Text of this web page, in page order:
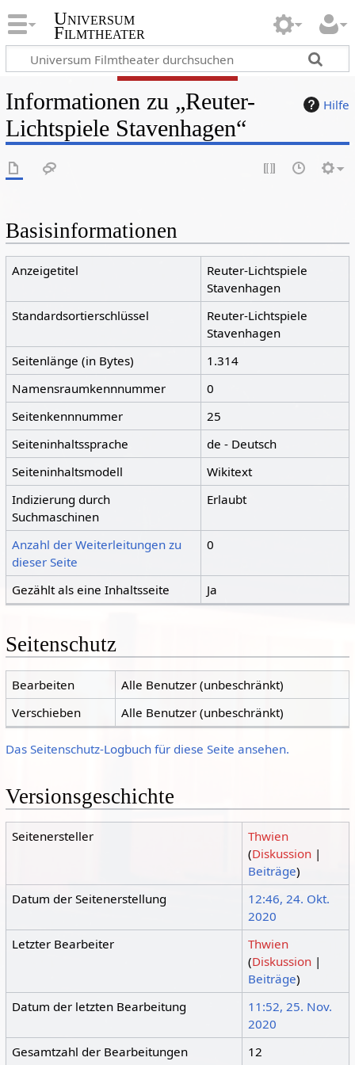
Universum
Filmtheater
Hilfe
Informationen zu „Reuter-
Lichtspiele Stavenhagen“
Basisinformationen
Anzeigetitel
Reuter-Lichtspiele
Stavenhagen
Standardsortierschlüssel
Reuter-Lichtspiele
Stavenhagen
Seitenlänge (in Bytes)
1.314
Namensraumkennnummer
0
Seitenkennnummer
25
Seiteninhaltssprache
de - Deutsch
Seiteninhaltsmodell
Wikitext
Indizierung durch
Suchmaschinen
Erlaubt
Anzahl der Weiterleitungen zu
dieser Seite
0
Gezählt als eine Inhaltsseite Ja
Seitenschutz
Bearbeiten
Alle Benutzer (unbeschränkt)
Verschieben
Alle Benutzer (unbeschränkt)
Das Seitenschutz-Logbuch für diese Seite ansehen.
Versionsgeschichte
Seitenersteller
Thwien
(Diskussion |
Beiträge)
Datum der Seitenerstellung
12:46, 24. Okt.
2020
Letzter Bearbeiter
Thwien
(Diskussion |
Beiträge)
Datum der letzten Bearbeitung
11:52, 25. Nov.
2020
Gesamtzahl der Bearbeitungen
12